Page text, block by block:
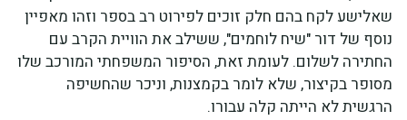
שאלישע לקח בהם חלק זוכים לפירוט רב בספר וזהו מאפיין
נוסף של דור "שיח לוחמים", ששילב את הוויית הקרב עם
החתירה לשלום. לעומת זאת, הסיפור המשפחתי המורכב שלו
מסופר בקיצור, שלא לומר בקמצנות, וניכר שהחשיפה
הרגשית לא הייתה קלה עבורו.